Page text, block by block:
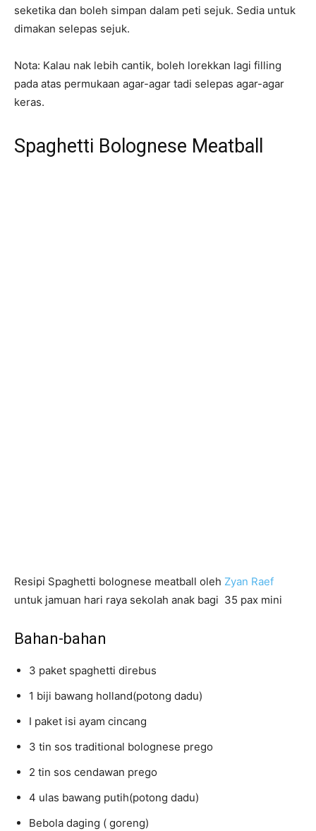
seketika dan boleh simpan dalam peti sejuk. Sedia untuk
dimakan selepas sejuk.
Nota: Kalau nak lebih cantik, boleh lorekkan lagi filling
pada atas permukaan agar-agar tadi selepas agar-agar
keras.
Spaghetti Bolognese Meatball
Resipi Spaghetti bolognese meatball oleh Zyan Raef
untuk jamuan hari raya sekolah anak bagi 35 pax mini
Bahan-bahan
3 paket spaghetti direbus
1 biji bawang holland(potong dadu)
I paket isi ayam cincang
3 tin sos traditional bolognese prego
2 tin sos cendawan prego
4 ulas bawang putih(potong dadu)
Bebola daging ( goreng)